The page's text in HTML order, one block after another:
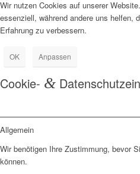
Wir nutzen Cookies auf unserer
essenziell, während andere uns helfen,
Erfahrung zu verbessern.
OK Anpassen
Cookie- &
Allgemein
Wir benötigen Ihre Zustimmung, bevor
können.